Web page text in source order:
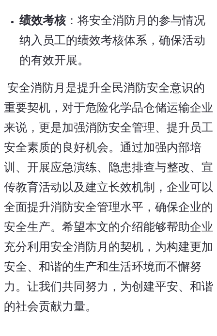
绩效考核：将安全消防月的参与情况
纳入员工的绩效考核体系，确保活动
的有效开展。
重要契机，对于危险化学品仓储运输企业
来说，更是加强消防安全管理、提升员工
安全素质的良好机会。通过加强内部培
训、开展应急演练、隐患排查与整改、宣
传教育活动以及建立长效机制，企业可以
全面提升消防安全管理水平，确保企业的
安全生产。希望本文的介绍能够帮助企业
充分利用安全消防月的契机，为构建更加
安全、和谐的生产和生活环境而不懈努
力。让我们共同努力，为创建平安、和谐
的社会贡献力量。